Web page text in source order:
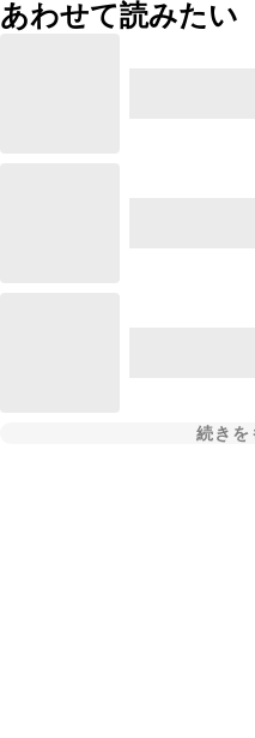
あわせて読みたい
続きを